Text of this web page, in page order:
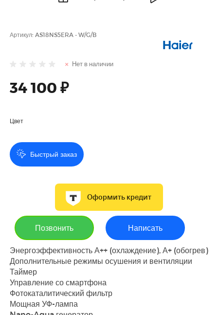
Артикул: AS18NS5ERA - W/G/B
Нет в наличии
34 100 ₽
Цвет
Быстрый заказ
Оформить кредит
Позвонить Написать
Энергоэффективность А++ (охлаждение), А+ (обогрев)
Дополнительные режимы осушения и вентиляции
Таймер
Управление со смартфона
Фотокаталитический фильтр
Мощная УФ-лампа